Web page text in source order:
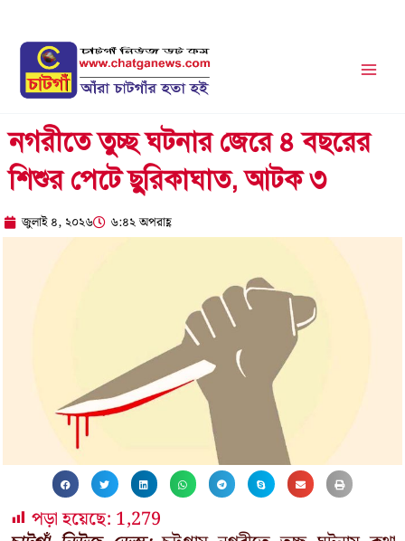
content
নগরীতে তুচ্ছ ঘটনার জেরে ৪ বছরের
শিশুর পেটে ছুরিকাঘাত, আটক ৩
জুলাই ৪, ২০২৬ ৬:৪২ অপরাহ্ণ
পড়া হয়েছে: 1,279